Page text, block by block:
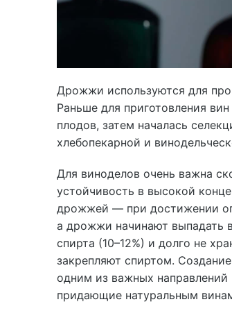
Дрожжи используются для
Раньше для приготовления
плодов, затем началась
хлебопекарной и
Для виноделов очень важна
устойчивость в высокой
дрожжей — при достижении
а дрожжи начинают выпадать
спирта (10–12%) и долго не
закрепляют спиртом.
одним из важных
придающие натуральным